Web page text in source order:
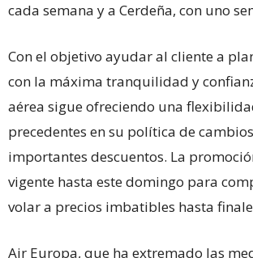
cada semana y a Cerdeña, con uno
Con el objetivo ayudar al cliente a
con la máxima tranquilidad y
aérea sigue ofreciendo una
precedentes en su política de
importantes descuentos. La
vigente hasta este domingo para
volar a precios imbatibles hasta
Air Europa, que ha extremado las